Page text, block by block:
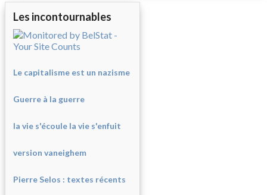
Les incontournables
Le capitalisme est un nazisme
Guerre à la guerre
la vie s'écoule la vie s'enfuit
version vaneighem
Pierre Selos : textes récents